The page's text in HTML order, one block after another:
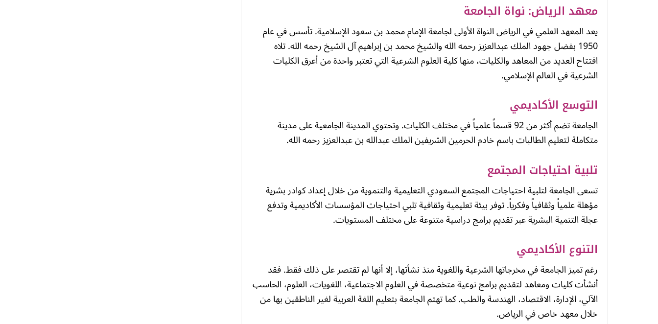
معهد الرياض: نواة الجامعة
يعد المعهد العلمي في الرياض النواة الأولى لجامعة الإمام محمد بن سعود الإسلامية. تأسس في عام
1950 بفضل جهود الملك عبدالعزيز رحمه الله والشيخ محمد بن إبراهيم آل الشيخ رحمه الله. تلاه
افتتاح العديد من المعاهد والكليات، منها كلية العلوم الشرعية التي تعتبر واحدة من أعرق الكليات
الشرعية في العالم الإسلامي.
التوسع الأكاديمي
الجامعة تضم أكثر من 92 قسماً علمياً في مختلف الكليات. وتحتوي المدينة الجامعية على مدينة
متكاملة لتعليم الطالبات باسم خادم الحرمين الشريفين الملك عبدالله بن عبدالعزيز رحمه الله.
تلبية احتياجات المجتمع
تسعى الجامعة لتلبية احتياجات المجتمع السعودي التعليمية والتنموية من خلال إعداد كوادر بشرية
مؤهلة علمياً وثقافياً وفكرياً. توفر بيئة تعليمية وثقافية تلبي احتياجات المؤسسات الأكاديمية وتدفع
عجلة التنمية البشرية عبر تقديم برامج دراسية متنوعة على مختلف المستويات.
التنوع الأكاديمي
رغم تميز الجامعة في مخرجاتها الشرعية واللغوية منذ نشأتها، إلا أنها لم تقتصر على ذلك فقط. فقد
أنشأت كليات ومعاهد لتقديم برامج نوعية متخصصة في العلوم الاجتماعية، اللغويات، العلوم، الحاسب
الآلي، الإدارة، الاقتصاد، الهندسة والطب. كما تهتم الجامعة بتعليم اللغة العربية لغير الناطقين بها من
خلال معهد خاص في الرياض.